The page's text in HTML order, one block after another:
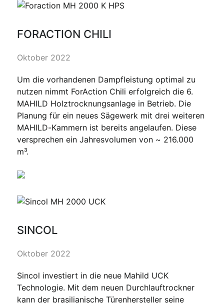
FORACTION CHILI
Oktober 2022
Um die vorhandenen Dampfleistung optimal zu
nutzen nimmt ForAction Chili erfolgreich die 6.
MAHILD Holztrocknungsanlage in Betrieb. Die
Planung für ein neues Sägewerk mit drei weiteren
MAHILD-Kammern ist bereits angelaufen. Diese
versprechen ein Jahresvolumen von ~ 216.000
m³.
SINCOL
Oktober 2022
Sincol investiert in die neue Mahild UCK
Technologie. Mit dem neuen Durchlauftrockner
kann der brasilianische Türenhersteller seine